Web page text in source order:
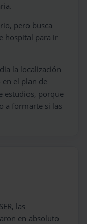
pero busca
hospital para ir
la localización
el plan de
estudios, porque
a formarte si las
las
en absoluto